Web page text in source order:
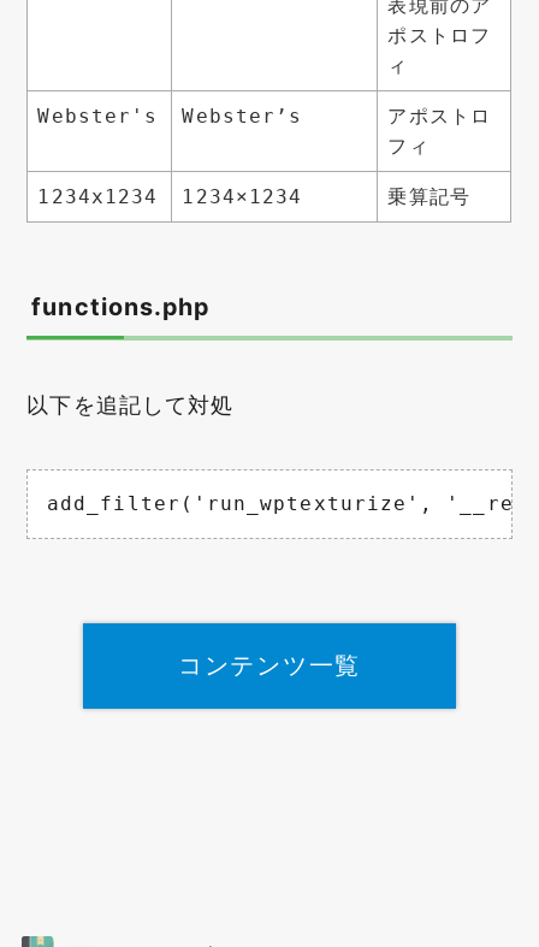
ポストロフ
ィ
Webster's Webster’s
アポストロ
フィ
1234x1234 1234×1234 乗算記号
functions.php
以下を追記して対処
add_filter('run_wptexturize',
コンテンツ一覧